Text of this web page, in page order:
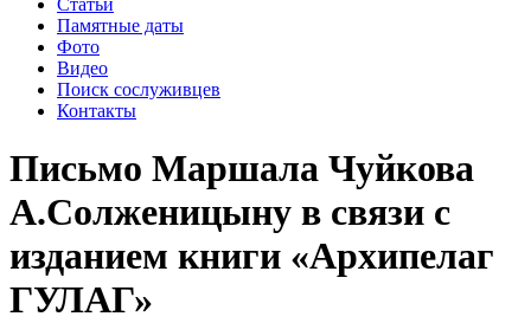
Памятные даты
Фото
Видео
Поиск сослуживцев
Контакты
Письмо Маршала Чуйкова
А.Солженицыну в связи с
изданием книги «Архипелаг
ГУЛАГ»